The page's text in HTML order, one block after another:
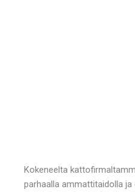
Kokeneelta
parhaalla ammattitaidolla ja